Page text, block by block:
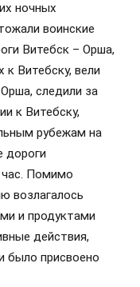
ночных
воинские
Витебск – Орша,
к Витебску, вели
следили за
к Витебску,
рубежам на
дороги
час. Помимо
возлагалось
и продуктами
действия,
было присвоено